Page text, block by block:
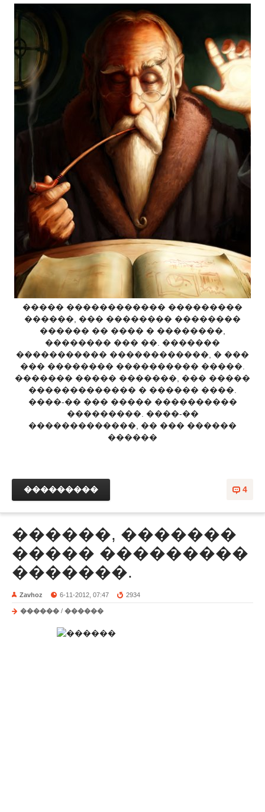
����� ������������ ���������
������, ��� �������� ��������
������ �� ���� � ��������,
�������� ��� ��. �������
����������� ������������, � ���
��� �������� ���������� �����.
������� ����� �������, ��� �����
������������� � ������ ����.
����-�� ��� ����� ����������
���������. ����-��
�������������, �� ��� ������
������
4
���������
������, �������
����� ���������
�������.
Zavhoz 6-11-2012, 07:47 2934
������ / ������